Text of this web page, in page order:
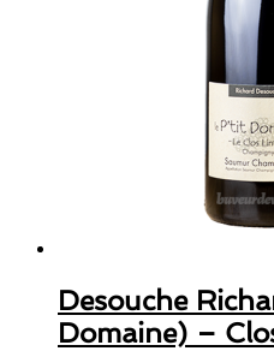
Desouche
Domaine) –